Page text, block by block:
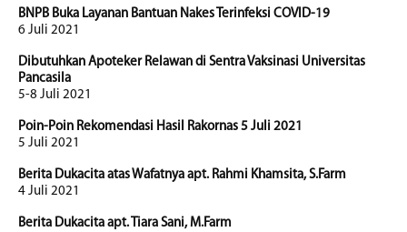
BNPB Buka Layanan Bantuan Nakes Terinfeksi COVID-19
6 Juli 2021
Dibutuhkan Apoteker Relawan di Sentra Vaksinasi Universitas
Pancasila
5-8 Juli 2021
Poin-Poin Rekomendasi Hasil Rakornas 5 Juli 2021
5 Juli 2021
Berita Dukacita atas Wafatnya apt. Rahmi Khamsita, S.Farm
4 Juli 2021
Berita Dukacita apt. Tiara Sani, M.Farm